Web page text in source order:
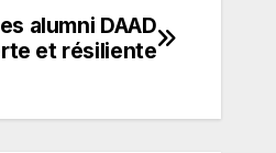
alumni DAAD
et résiliente